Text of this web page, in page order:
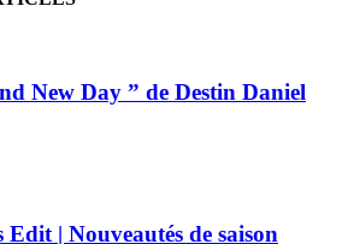
New Day ” de Destin Daniel
Edit | Nouveautés de saison